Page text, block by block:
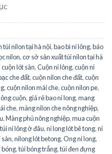
túi nilon tại hà nội,bao bì ni lông,báo
nilon,cơ sở sản xuất túi nilon tại hà
cuộn lót sàn,Cuộn ni lông,cuộn ni
che đất,cuộn nilon che đất,cuộn
,cuộn nilon mái che,cuộn nilon pe,
cuộn, giá rẻ bao ni long,mang
che,màng nilon che nông nghiệp,
,Màng phủ nông nghiệp,mua cuộn
ni lông ở đâu,ni long lót bê tong,ni
,nilong lót betong,Ong ni long,
bóng,túi bóng trắng,túi đen đựng